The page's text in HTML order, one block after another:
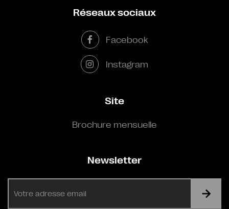
Réseaux sociaux
Facebook
Instagram
Site
Brochure mensuelle
Newsletter